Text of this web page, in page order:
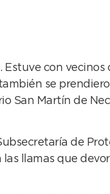
con vecinos
se
San Martín de
de
llamas que